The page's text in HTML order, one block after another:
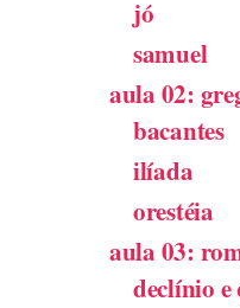
jó
samuel
aula 02:
bacantes
ilíada
orestéia
aula 03:
declínio